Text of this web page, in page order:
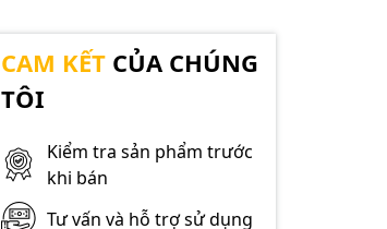
CAM KẾTCỦA CHÚNG
TÔI
Kiểm tra sản phẩm trước
khi bán
Tư vấn và hỗ trợ sử dụng